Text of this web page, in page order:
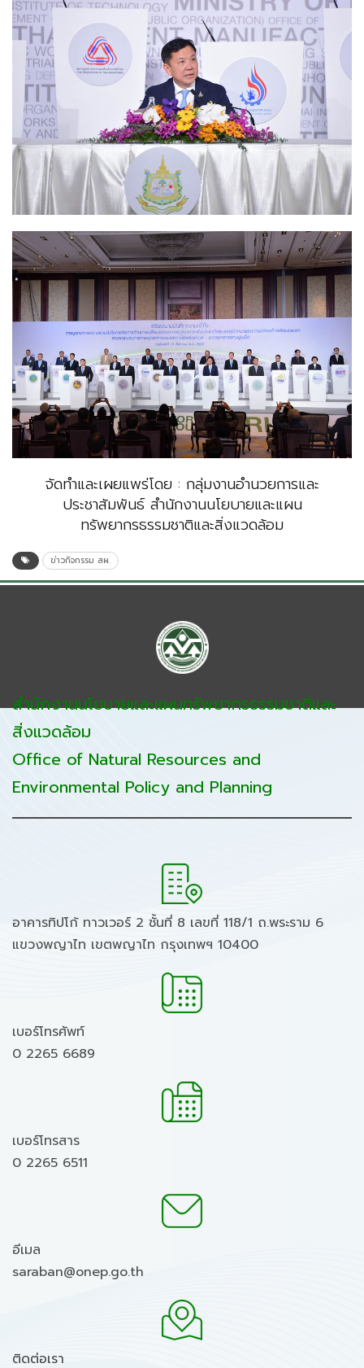
จัดทำและเผยแพร่โดย : กลุ่มงานอำนวยการและ
ประชาสัมพันธ์ สำนักงานนโยบายและแผน
ทรัพยากรธรรมชาติและสิ่งแวดล้อม
ข่าวกิจกรรม สผ.
สำนักงานนโยบายและแผนทรัพยากรธรรมชาติและ
สิ่งแวดล้อม
Office of Natural Resources and
Environmental Policy and Planning
อาคารทิปโก้ ทาวเวอร์ 2 ชั้นที่ 8 เลขที่ 118/1 ถ.พระราม 6
แขวงพญาไท เขตพญาไท กรุงเทพฯ 10400
เบอร์โทรศัพท์
0 2265 6689
เบอร์โทรสาร
0 2265 6511
อีเมล
saraban@onep.go.th
ติดต่อเรา